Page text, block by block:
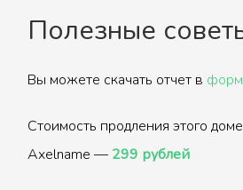
Полезные
Вы можете скачать отчет в
Стоимость продления этого
Axelname — 299 рублей